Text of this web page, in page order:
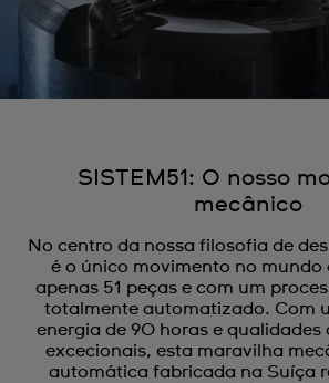
SISTEM51: O nosso
mecânico
No centro da nossa filosofia de
é o único movimento no mundo
apenas 51 peças e com um
totalmente automatizado. Com
energia de 90 horas e
excecionais, esta maravilha
automática fabricada na Suíça